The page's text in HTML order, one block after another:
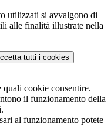
utilizzati si avvalgono di
alle finalità illustrate nella
tutti i cookies
quali cookie consentire.
il funzionamento della
al funzionamento potete